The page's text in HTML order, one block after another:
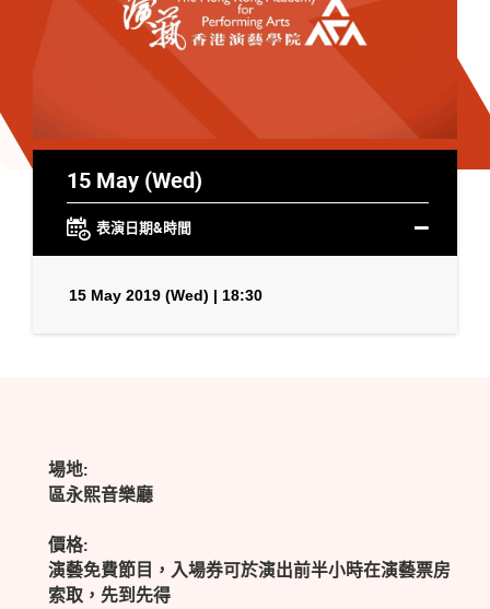
15 May (Wed)
表演日期&時間
15 May 2019 (Wed) | 18:30
場地:
區永熙音樂廳
價格:
演藝免費節目，入場券可於演出前半小時在演藝票房
索取，先到先得